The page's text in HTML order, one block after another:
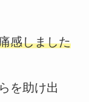
感しました
を助け出